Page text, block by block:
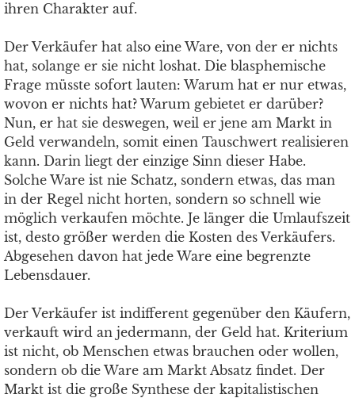
ihren Charakter auf.
Der Verkäufer hat also eine Ware, von der er nichts
hat, solange er sie nicht loshat. Die blasphemische
Frage müsste sofort lauten: Warum hat er nur etwas,
wovon er nichts hat? Warum gebietet er darüber?
Nun, er hat sie deswegen, weil er jene am Markt in
Geld verwandeln, somit einen Tauschwert realisieren
kann. Darin liegt der einzige Sinn dieser Habe.
Solche Ware ist nie Schatz, sondern etwas, das man
in der Regel nicht horten, sondern so schnell wie
möglich verkaufen möchte. Je länger die Umlaufszeit
ist, desto größer werden die Kosten des Verkäufers.
Abgesehen davon hat jede Ware eine begrenzte
Lebensdauer.
Der Verkäufer ist indifferent gegenüber den Käufern,
verkauft wird an jedermann, der Geld hat. Kriterium
ist nicht, ob Menschen etwas brauchen oder wollen,
sondern ob die Ware am Markt Absatz findet. Der
Markt ist die große Synthese der kapitalistischen